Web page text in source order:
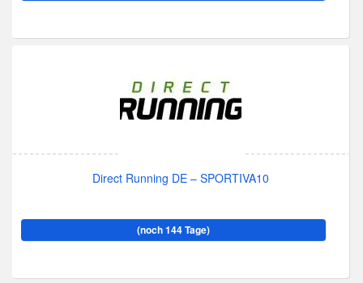
Direct Running DE – SPORTIVA10
(noch 144 Tage)